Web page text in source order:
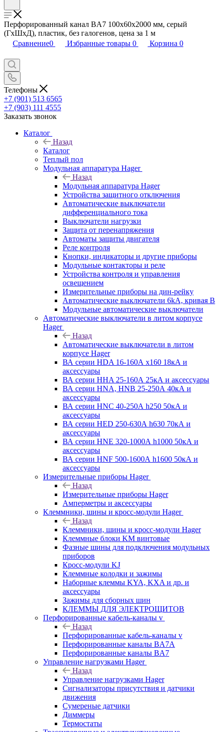
Перфорированный канал BA7 100x60х2000 мм, серый
(ГхШхД), пластик, без галогенов, цена за 1 м
Сравнение0 Избранные товары 0 Корзина 0
Телефоны
+7 (901) 513 6565
+7 (903) 111 4555
Заказать звонок
Каталог
Назад
Каталог
Теплый пол
Модульная аппаратура Hager
Назад
Модульная аппаратура Hager
Устройства защитного отключения
Автоматические выключатели
дифференциального тока
Выключатели нагрузки
Защита от перенапряжения
Автоматы защиты двигателя
Реле контроля
Кнопки, индикаторы и другие приборы
Модульные контакторы и реле
Устройства контроля и управления
освещением
Измерительные приборы на дин-рейку
Автоматические выключатели 6kA, кривая В
Модульные автоматические выключатели
Автоматические выключатели в литом корпусе
Hager
Назад
Автоматические выключатели в литом
корпусе Hager
ВА серии HDA 16-160А x160 18кА и
аксессуары
ВА серии HHA 25-160А 25кА и аксессуары
ВА серии HNA, HNB 25-250А 40кА и
аксессуары
ВА серии HNC 40-250А h250 50кА и
аксессуары
ВА серии HED 250-630А h630 70кА и
аксессуары
ВА серии HNE 320-1000А h1000 50кА и
аксессуары
ВА серии HNF 500-1600А h1600 50кА и
аксессуары
Измерительные приборы Hager
Назад
Измерительные приборы Hager
Амперметры и аксессуары
Клеммники, шины и кросс-модули Hager
Назад
Клеммники, шины и кросс-модули Hager
Клеммные блоки KM винтовые
Фазные шины для подключения модульных
приборов
Кросс-модули KJ
Клеммные колодки и зажимы
Наборные клеммы KYA, KXA и др. и
аксессуары
Зажимы для сборных шин
КЛЕММЫ ДЛЯ ЭЛЕКТРОЩИТОВ
Перфорированные кабель-каналы v
Назад
Перфорированные кабель-каналы v
Перфорированные каналы BA7A
Перфорированные каналы BA7
Управление нагрузками Hager
Назад
Управление нагрузками Hager
Сигнализаторы присутствия и датчики
движения
Сумереные датчики
Диммеры
Термостаты